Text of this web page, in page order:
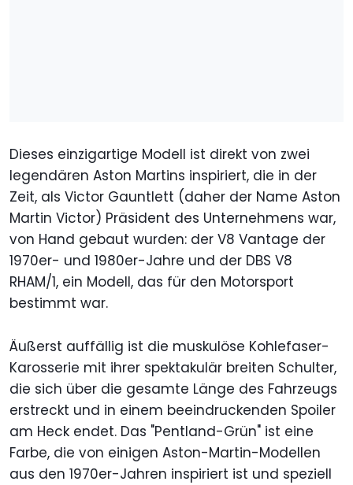
Dieses einzigartige Modell ist direkt von zwei
legendären Aston Martins inspiriert, die in der
Zeit, als Victor Gauntlett (daher der Name Aston
Martin Victor) Präsident des Unternehmens war,
von Hand gebaut wurden: der V8 Vantage der
1970er- und 1980er-Jahre und der DBS V8
RHAM/1, ein Modell, das für den Motorsport
bestimmt war.
Äußerst auffällig ist die muskulöse Kohlefaser-
Karosserie mit ihrer spektakulär breiten Schulter,
die sich über die gesamte Länge des Fahrzeugs
erstreckt und in einem beeindruckenden Spoiler
am Heck endet. Das "Pentland-Grün" ist eine
Farbe, die von einigen Aston-Martin-Modellen
aus den 1970er-Jahren inspiriert ist und speziell